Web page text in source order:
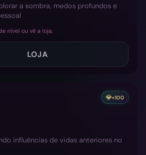
a sombra, medos profundos e
nível ou vê a loja.
LOJA
💎+100
influências de vidas anteriores no